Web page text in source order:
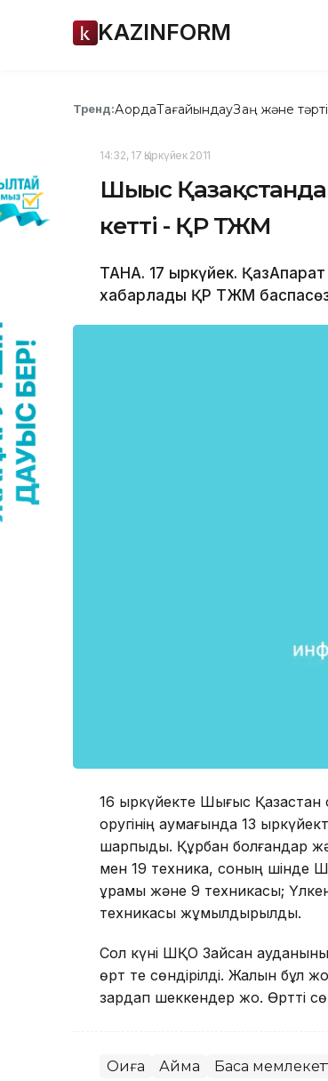
KAZINFORM
Тренд:АқордаТағайындауЗаң және
14:32, 17 Қыркүйек 2011
Шығыс
кетті - ҚР ТЖМ
ТАНА. 17 қыркүйек.
хабарлады ҚР ТЖМ баспасөз
16 қыркүйекте Шығыс
оругінің аумағында 13
шарпыды. Құрбан болғандар
мен 19 техника, соның шінде
құрамы және 9 техникасы;
техникасы жұмылдырылды.
Сол күні ШҚО Зайсан
өрт те сөндірілді. Жалын бұл
зардап шеккендер жоқ. Өртті
Оқиға Аймақ Басқа